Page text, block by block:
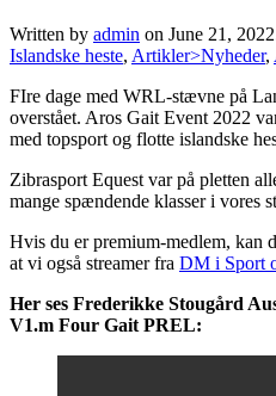
Written by admin on June 21, 2022
Islandske heste, Artikler>Nyheder,
FIre dage med WRL-stævne på
overstået. Aros Gait Event 2022
med topsport og flotte islandske
Zibrasport Equest var på pletten
mange spændende klasser i vores
Hvis du er premium-medlem, kan
at vi også streamer fra DM i Sport
Her ses Frederikke Stougård
V1.m Four Gait PREL: